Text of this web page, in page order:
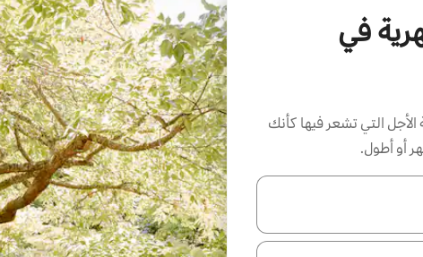
في
التي تشعر فيها كأنك
أو أطول.
السهمين لأعلى ولأسفل أو استكشف عن طريق اللمس أو السحب.